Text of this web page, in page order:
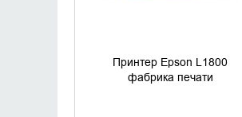
Принтер Epson L1800
фабрика печати